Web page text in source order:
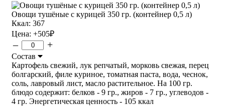
Овощи тушёные с курицей 350 гр. (контейнер 0,5 л)
Ккал: 367
Цена: +505₽
– +
Состав
Картофель свежий, лук репчатый, морковь свежая, перец
болгарский, филе куриное, томатная паста, вода, чеснок,
соль, лавровый лист, масло растительное. На 100 гр.
блюдо содержит: белков - 9 гр., жиров - 7 гр., углеводов -
4 гр. Энергетическая ценность - 105 ккал